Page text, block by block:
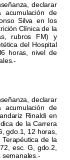
declarar
de
Silva en los
Clínica de la
rubros FM) y
del Hospital
horas, nivel de
declarar
de
Rinaldi en
de la Carrera
gdo.1, 12 horas,
de la
esc. G, gdo.2,
semanales.-